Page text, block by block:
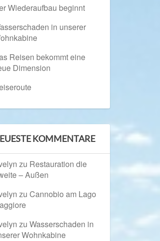
Wiederaufbau beginnt
in unserer
Reisen bekommt eine
Dimension
KOMMENTARE
zu Restauration die
– Außen
zu Cannobio am Lago
zu Wasserschaden in
Wohnkabine